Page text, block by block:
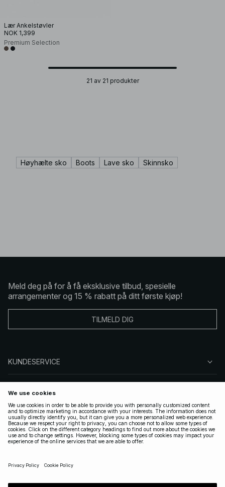
Lær Ankelstøvler
NOK 1,399
Premium Selection
21 av 21 produkter
Høyhælte sko Boots Lave sko Skinnsko
Meld deg på for å få eksklusive tilbud, spesielle
arrangementer og 15 % rabatt på ditt første kjøp!
TILMELD DIG
KUNDESERVICE
FØLG OSS
LOVLIG